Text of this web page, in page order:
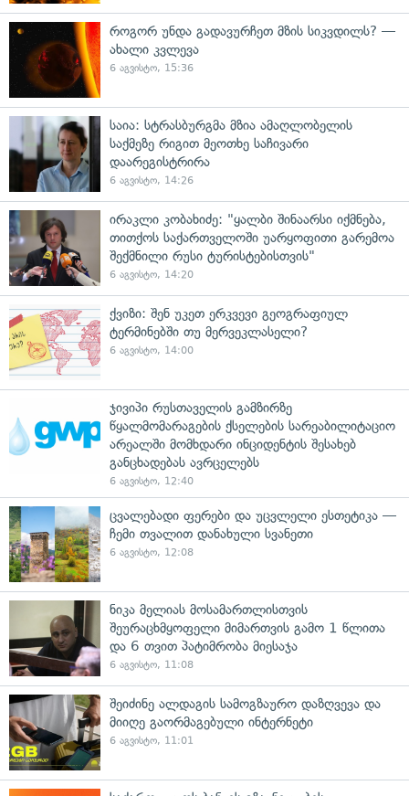
როგორ უნდა გადავურჩეთ მზის სიკვდილს? —
ახალი კვლევა
6 აგვისტო, 15:36
საია: სტრასბურგმა მზია ამაღლობელის
საქმეზე რიგით მეოთხე საჩივარი
დაარეგისტრირა
6 აგვისტო, 14:26
ირაკლი კობახიძე: "ყალბი შინაარსი იქმნება,
თითქოს საქართველოში უარყოფითი გარემოა
შექმნილი რუსი ტურისტებისთვის"
6 აგვისტო, 14:20
ქვიზი: შენ უკეთ ერკვევი გეოგრაფიულ
ტერმინებში თუ მერვეკლასელი?
6 აგვისტო, 14:00
ჯივიპი რუსთაველის გამზირზე
წყალმომარაგების ქსელების სარეაბილიტაციო
არეალში მომხდარი ინციდენტის შესახებ
განცხადებას ავრცელებს
6 აგვისტო, 12:40
ცვალებადი ფერები და უცვლელი ესთეტიკა —
ჩემი თვალით დანახული სვანეთი
6 აგვისტო, 12:08
ნიკა მელიას მოსამართლისთვის
შეურაცხმყოფელი მიმართვის გამო 1 წლითა
და 6 თვით პატიმრობა მიესაჯა
6 აგვისტო, 11:08
შეიძინე ალდაგის სამოგზაურო დაზღვევა და
მიიღე გაორმაგებული ინტერნეტი
6 აგვისტო, 11:01